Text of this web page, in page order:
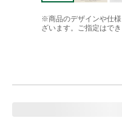
※商品のデザインや仕
ざいます。ご指定はで